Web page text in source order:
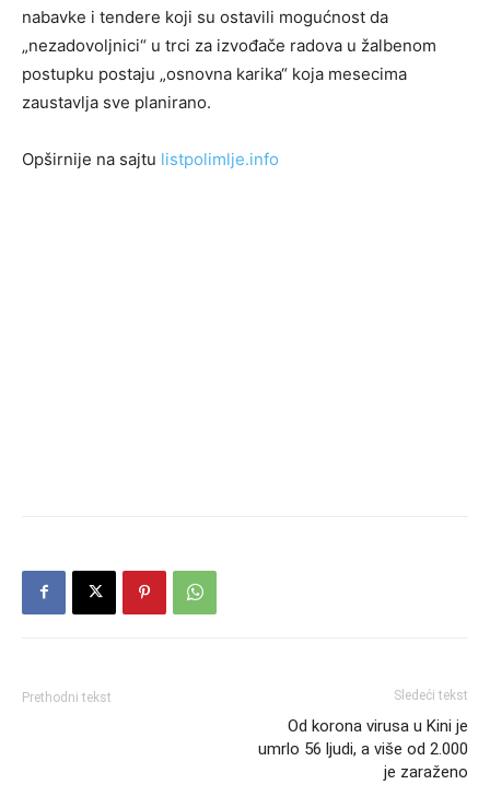
nabavke i tendere koji su ostavili mogućnost da
„nezadovoljnici“ u trci za izvođače radova u žalbenom
postupku postaju „osnovna karika“ koja mesecima
zaustavlja sve planirano.
Opširnije na sajtu listpolimlje.info
Prethodni tekst Sledeći tekst
Od korona virusa u Kini je
umrlo 56 ljudi, a više od 2.000
je zaraženo